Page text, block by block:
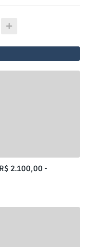
R$ 2.100,00 -